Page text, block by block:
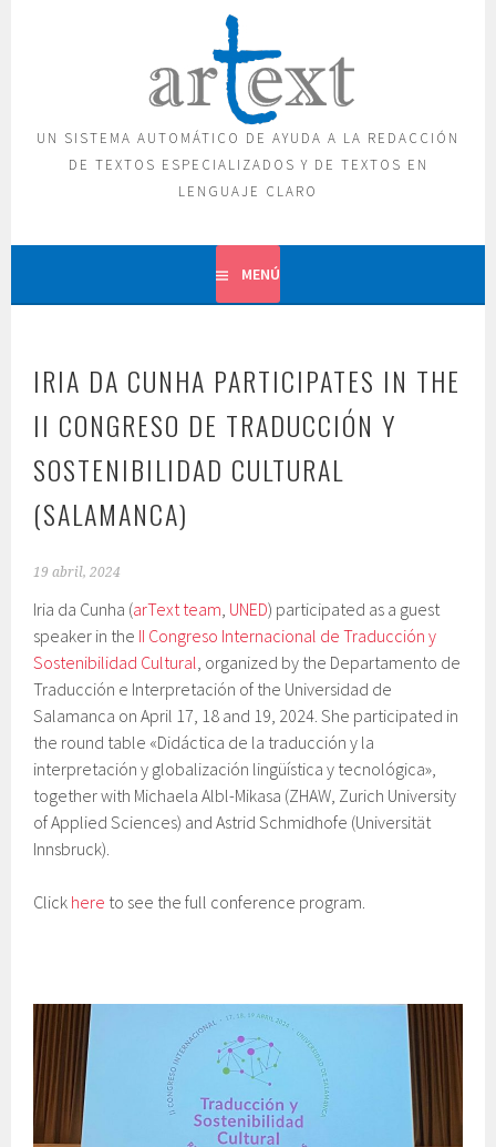
UN SISTEMA AUTOMÁTICO DE AYUDA A LA REDACCIÓN
DE TEXTOS ESPECIALIZADOS Y DE TEXTOS EN
LENGUAJE CLARO
MENÚ
IRIA DA CUNHA PARTICIPATES IN THE
II CONGRESO DE TRADUCCIÓN Y
SOSTENIBILIDAD CULTURAL
(SALAMANCA)
19 abril, 2024
Iria da Cunha (arText team, UNED) participated as a guest
speaker in the II Congreso Internacional de Traducción y
Sostenibilidad Cultural, organized by the Departamento de
Traducción e Interpretación of the Universidad de
Salamanca on April 17, 18 and 19, 2024. She participated in
the round table «Didáctica de la traducción y la
interpretación y globalización lingüística y tecnológica»,
together with Michaela Albl-Mikasa (ZHAW, Zurich University
of Applied Sciences) and Astrid Schmidhofe (Universität
Innsbruck).
Click here to see the full conference program.